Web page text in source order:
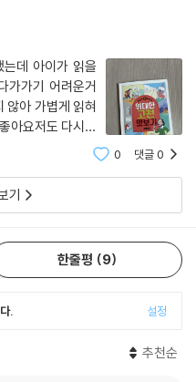
어요. 어려운 단어나 낯선 시대
하지요. 그래서 용기 내서 도전
기』는 고전에 막 첫걸음을 내디
거리를 간단히 요약해서 고전 작
미리 짐작해 볼 수 있게 했답니다.
걸리버가 여행한 네 나라의 모습
와 헥토르라는 두 영웅의 대결 이
면 더 많은 이야기가 궁금해지고,
자신감이 생길 거예요.
두루 영향을 미쳐요. 『햄릿』에
탄생시켰어요. 『모비 딕』에서
‘스타벅’의 이름을 딴 커피 체인
데 아이가 읽을
가가기 어려운거
않아 가볍게 읽혀
아요저도 다시한
0 댓글0
기
한줄평 9
. 설정
추천순